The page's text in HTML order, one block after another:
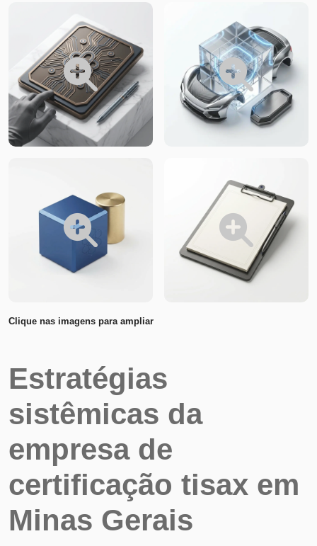
Clique nas imagens para ampliar
Estratégias
sistêmicas da
empresa de
certificação tisax em
Minas Gerais